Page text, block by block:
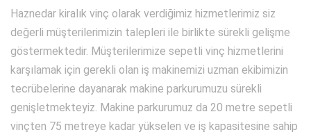
Haznedar kiralık vinç olarak verdiğimiz hizmetlerimiz siz
değerli müşterilerimizin talepleri ile birlikte sürekli gelişme
göstermektedir. Müşterilerimize sepetli vinç hizmetlerini
karşılamak için gerekli olan iş makinemizi uzman ekibimizin
tecrübelerine dayanarak makine parkurumuzu sürekli
genişletmekteyiz. Makine parkurumuz da 20 metre sepetli
vinçten 75 metreye kadar yükselen ve iş kapasitesine sahip